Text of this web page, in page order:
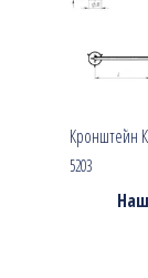
Кронштейн
5203